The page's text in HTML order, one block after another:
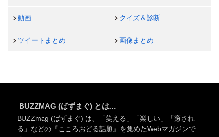
動画 クイズ＆診断
ツイートまとめ 画像まとめ
BUZZMAG (ばずまぐ) とは…
BUZZmag (ばずまぐ) は、「笑える」「楽しい」「癒され
る」などの『こころおどる話題』を集めたWebマガジンで